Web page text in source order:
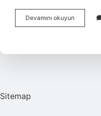
Devamını okuyun
Puan
Sitemap